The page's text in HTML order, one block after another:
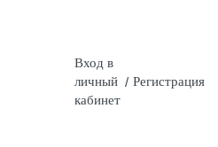
Вход в
личный
кабинет
/ Регистрация